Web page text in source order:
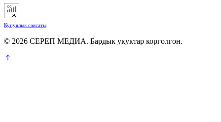
Купуялык саясаты
© 2026 СЕРЕП МЕДИА. Бардык укуктар корголгон.